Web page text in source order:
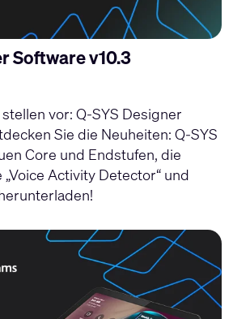
Software v10.3
vor: Q-SYS Designer
Sie die Neuheiten: Q-SYS
Core und Endstufen, die
Activity Detector“ und